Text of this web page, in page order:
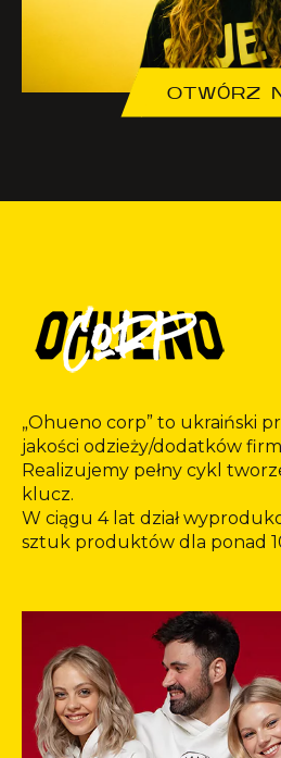
OTWÓRZ
„Ohueno corp” to ukraiński
jakości odzieży/dodatków
Realizujemy pełny cykl
klucz.
W ciągu 4 lat dział
sztuk produktów dla ponad